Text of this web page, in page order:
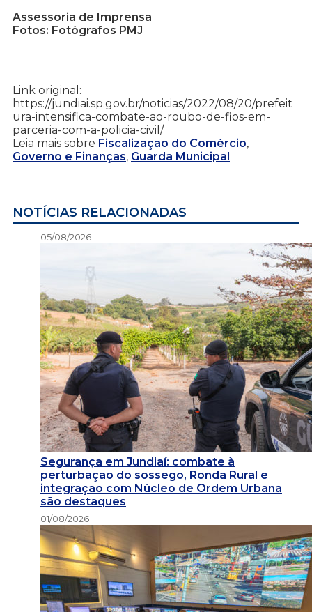
Assessoria de Imprensa
Fotos: Fotógrafos PMJ
Link original:
https://jundiai.sp.gov.br/noticias/2022/08/20/prefeit
ura-intensifica-combate-ao-roubo-de-fios-em-
parceria-com-a-policia-civil/
Leia mais sobre Fiscalização do Comércio,
Governo e Finanças, Guarda Municipal
NOTÍCIAS RELACIONADAS
05/08/2026
Segurança em Jundiaí: combate à
perturbação do sossego, Ronda Rural e
integração com Núcleo de Ordem Urbana
são destaques
01/08/2026